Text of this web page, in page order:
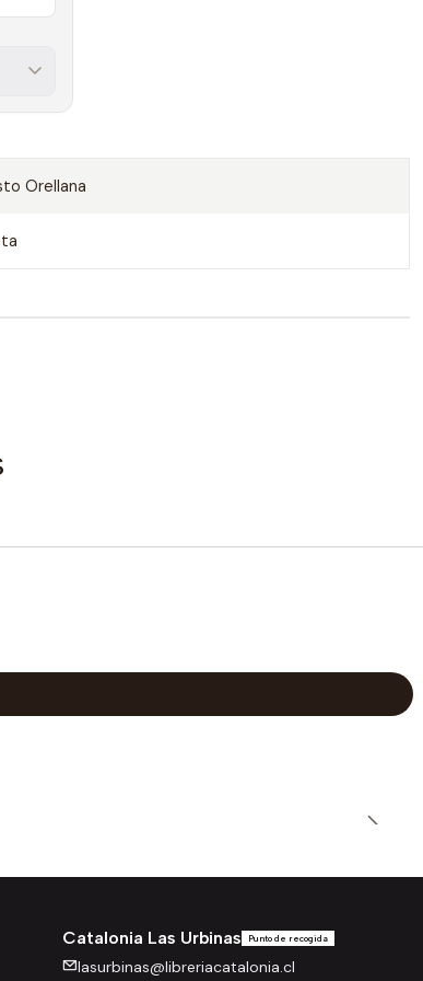
Orellana
Catalonia Las Urbinas Punto de recogida
lasurbinas@libreriacatalonia.cl